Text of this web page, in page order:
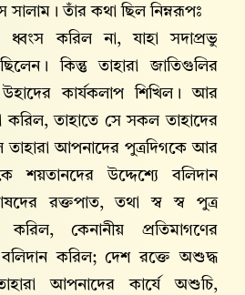
তাঁর কথা ছিল নিম্নরূপঃ
ধ্বংস করিল না, যাহা সদাপ্রভু
কিন্তু তাহারা জাতিগুলির
কার্যকলাপ শিখিল। আর
করিল, তাহাতে সে সকল তাহাদের
তাহারা আপনাদের পুত্রদিগকে আর
শয়তানদের উদ্দেশ্যে বলিদান
রক্তপাত, তথা স্ব স্ব পুত্র
কেনানীয় প্রতিমাগণের
বলিদান করিল; দেশ রক্তে অশুদ্ধ
আপনাদের কার্যে অশুচি,